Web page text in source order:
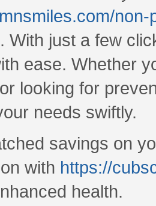
With just a few
ease. Whether
looking for
needs swiftly.
savings on
with https://
health.